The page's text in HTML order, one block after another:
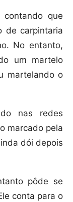
que
de carpintaria
No entanto,
um martelo
martelando o
nas redes
marcado pela
dói depois
pôde se
conta para o